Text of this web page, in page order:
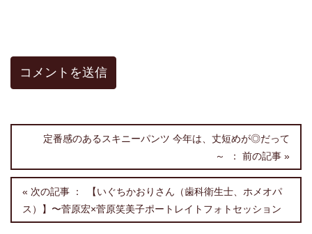
定番感のあるスキニーパンツ 今年は、丈短めが◎だって
～
【いぐちかおりさん（歯科衛生士、ホメオパ
ス）】〜菅原宏×菅原笑美子ポートレイトフォトセッション